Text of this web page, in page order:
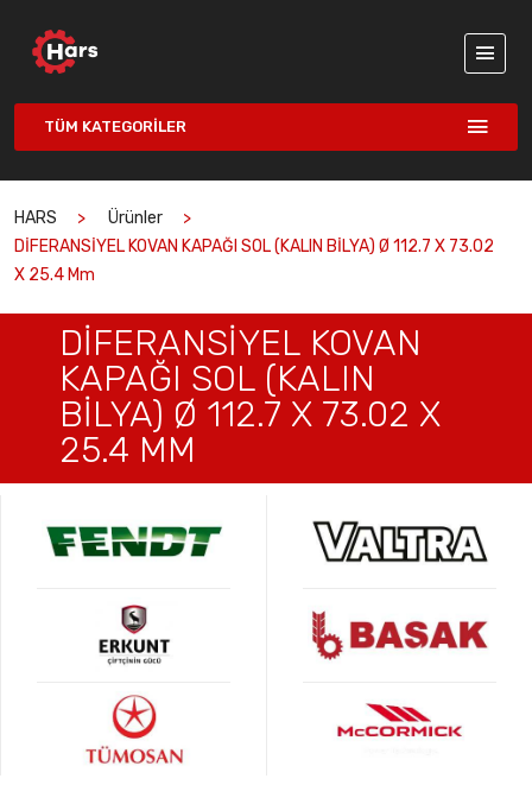
TÜM KATEGORILER
HARS
Ürünler
DİFERANSİYEL KOVAN KAPAĞI SOL (KALIN BİLYA) Ø 112.7 X 73.02
X 25.4 Mm
DİFERANSİYEL KOVAN
KAPAĞI SOL (KALIN
BİLYA) Ø 112.7 X 73.02 X
25.4 MM